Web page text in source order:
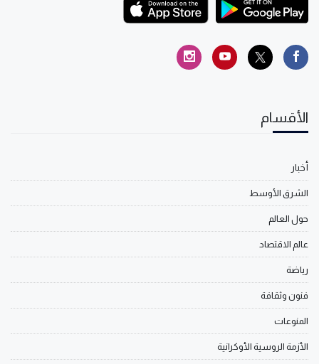
الأقسام
أخبار
الشرق الأوسط
حول العالم
عالم الاقتصاد
رياضة
فنون وثقافة
المنوعات
الأزمة الروسية الأوكرانية